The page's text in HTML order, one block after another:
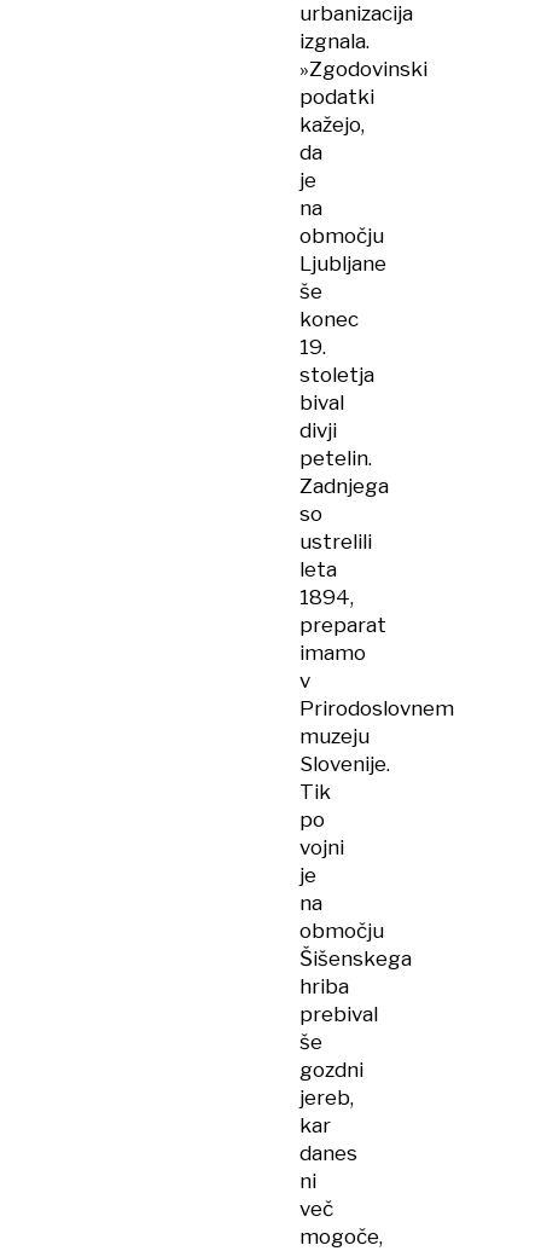
urbanizacija
izgnala.
»Zgodovinski
podatki
kažejo,
da
je
na
območju
Ljubljane
še
konec
19.
stoletja
bival
divji
petelin.
Zadnjega
so
ustrelili
leta
1894,
preparat
imamo
v
Prirodoslovnem
muzeju
Slovenije.
Tik
po
vojni
je
na
območju
Šišenskega
hriba
prebival
še
gozdni
jereb,
kar
danes
ni
več
mogoče,